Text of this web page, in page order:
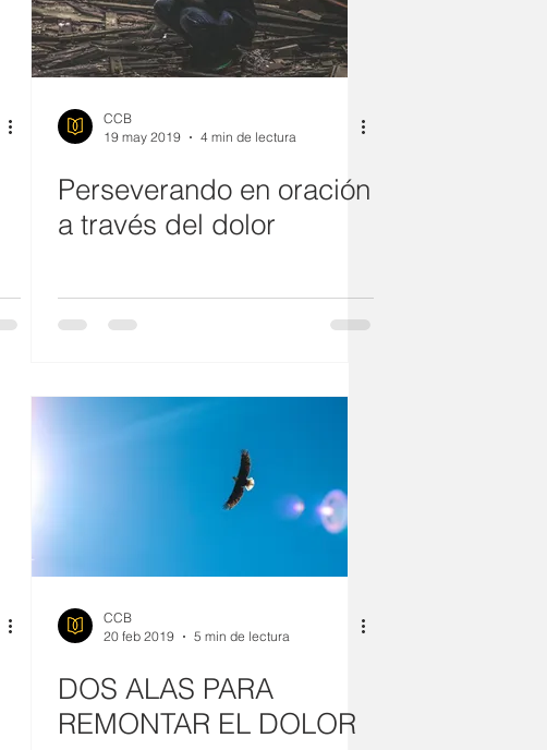
Navidad
CCB
19 may 2019
4 min de lectura
Perseverando en oración
a través del dolor
CCB
20 feb 2019
5 min de lectura
DOS ALAS PARA
REMONTAR EL DOLOR